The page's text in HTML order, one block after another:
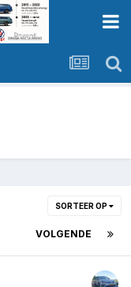
SORTEER OP
VOLGENDE